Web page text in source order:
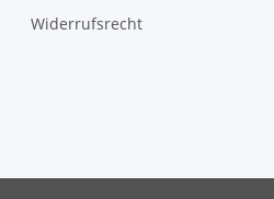
Widerrufsrecht